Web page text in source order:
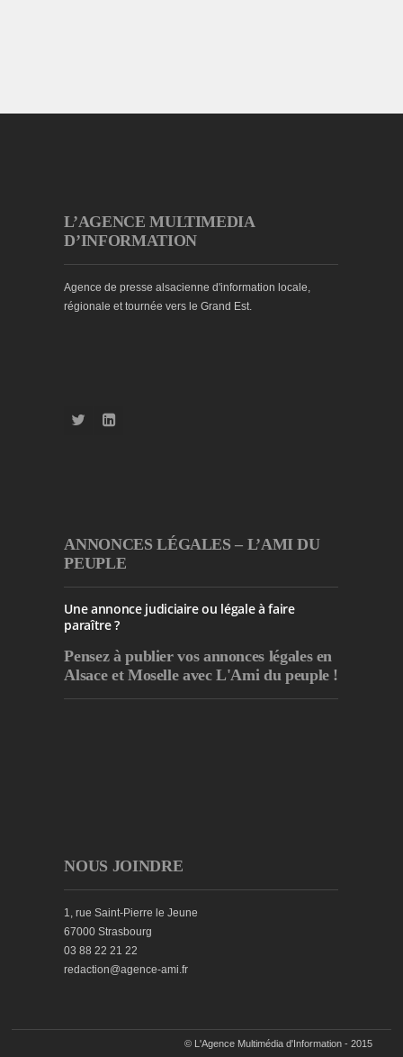
L’AGENCE MULTIMEDIA
D’INFORMATION
Agence de presse alsacienne d'information locale,
régionale et tournée vers le Grand Est.
ANNONCES LÉGALES – L’AMI DU
PEUPLE
Une annonce judiciaire ou légale à faire
paraître ?
Pensez à publiervos annonces légales en
Alsace et Moselle avec L'Ami du peuple !
NOUS JOINDRE
1, rue Saint-Pierre le Jeune
67000 Strasbourg
03 88 22 21 22
redaction@agence-ami.fr
© L'Agence Multimédia d'Information - 2015